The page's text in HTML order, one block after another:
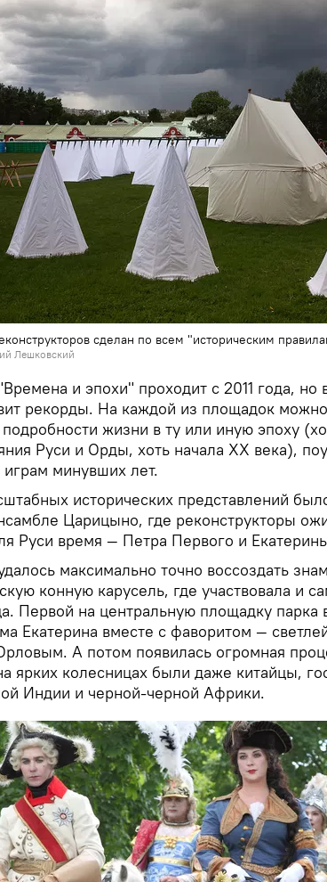
сделан по всем "историческим
Лешковский
и эпохи" проходит с 2011 года,
рекорды. На каждой из площадок
жизни в ту или иную эпоху
Руси и Орды, хоть начала XX века),
минувших лет.
исторических представлений
Царицыно, где реконструкторы
Руси время — Петра Первого и
максимально точно воссоздать
конную карусель, где участвовала и
Первой на центральную площадку парка
Екатерина вместе с фаворитом —
А потом появилась огромная
ярких колесницах были даже китайцы,
Индии и черной-черной Африки.